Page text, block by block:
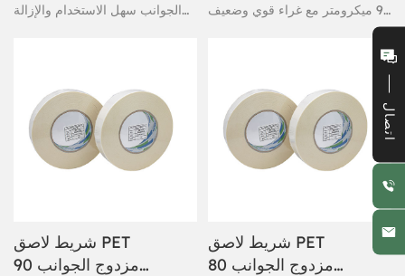
الجوانب سهل الاستخدام والإزالة
90 ميكرومتر مع غراء قوي وضعيف
شريط لاصق PET
مزدوج الجوانب 90
شريط لاصق PET
مزدوج الجوانب 80
اتصال